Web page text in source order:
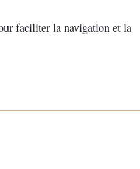
faciliter la navigation et la